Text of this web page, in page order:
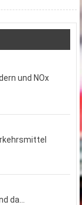
und NOx
da…